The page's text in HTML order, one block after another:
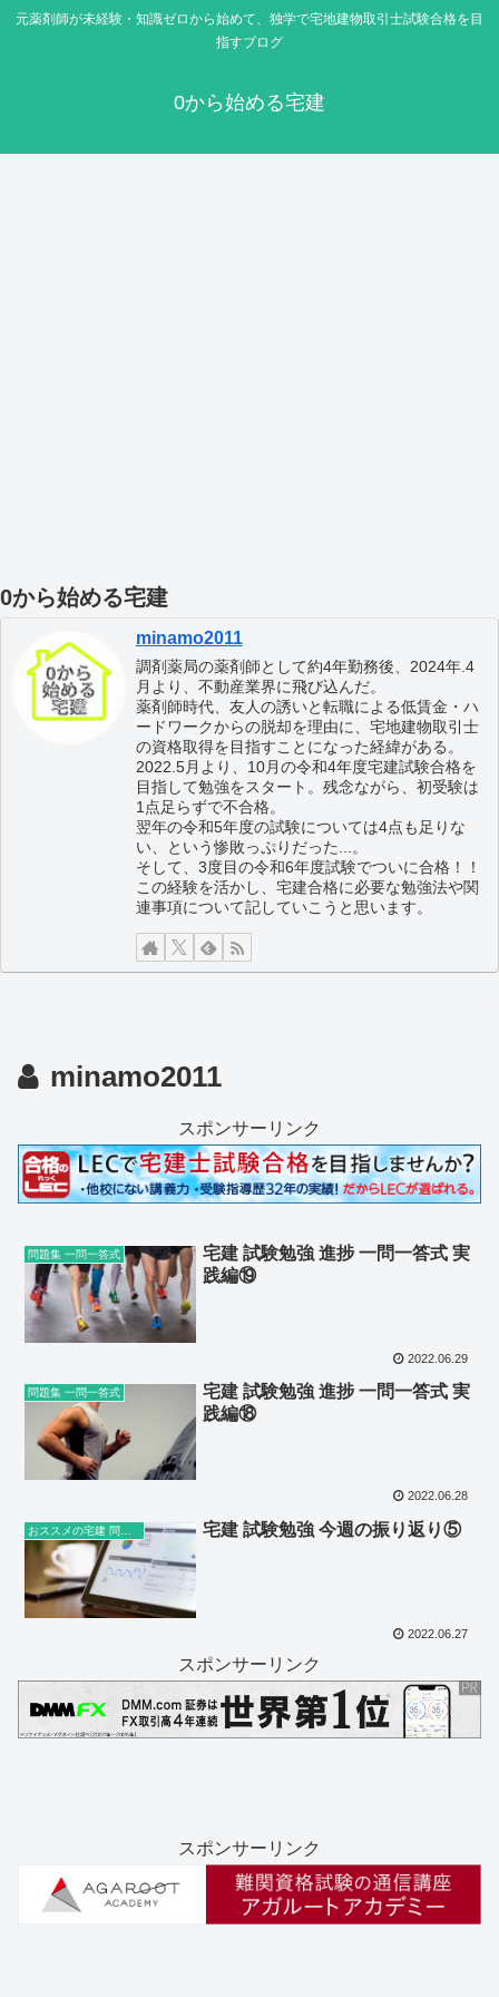
元薬剤師が未経験・知識ゼロから始めて、独学で宅地建物取引士試験合格を目
指すブログ
0から始める宅建
0から始める宅建
minamo2011
調剤薬局の薬剤師として約4年勤務後、2024年.4
月より、不動産業界に飛び込んだ。
薬剤師時代、友人の誘いと転職による低賃金・ハ
ードワークからの脱却を理由に、宅地建物取引士
の資格取得を目指すことになった経緯がある。
2022.5月より、10月の令和4年度宅建試験合格を
目指して勉強をスタート。残念ながら、初受験は
1点足らずで不合格。
翌年の令和5年度の試験については4点も足りな
い、という惨敗っぷりだった...。
そして、3度目の令和6年度試験でついに合格！！
この経験を活かし、宅建合格に必要な勉強法や関
連事項について記していこうと思います。
minamo2011
スポンサーリンク
問題集 一問一答式
宅建 試験勉強 進捗 一問一答式 実
践編⑲
2022.06.29
問題集 一問一答式
宅建 試験勉強 進捗 一問一答式 実
践編⑱
2022.06.28
宅建 試験勉強 今週の振り返り⑤
2022.06.27
スポンサーリンク
スポンサーリンク